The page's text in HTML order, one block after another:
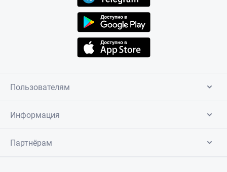
Пользователям
Информация
Партнёрам